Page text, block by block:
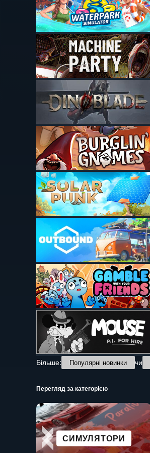
Більше:
Популярні новинки чи
Перегляд за категорією
СИМУЛЯТОРИ
КООПЕРАТИВНІ
ГОЛОВОЛОМКИ
МІСТОБУДІВЕЛЬНІ
СИМУЛЯТОРИ